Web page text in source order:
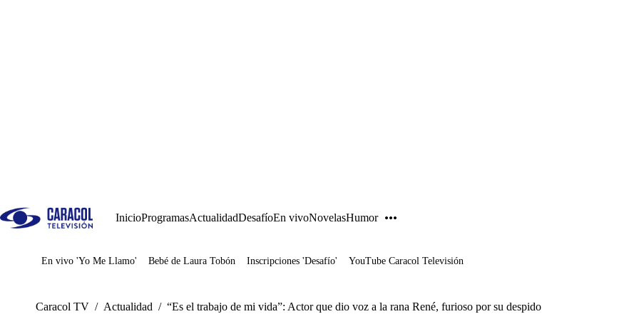
InicioProgramasActualidadDesafíoEn vivoNovelasHumor
Juegos
En vivo 'Yo Me Llamo' Bebé de Laura Tobón Inscripciones 'Desafío' YouTube Caracol Televisión
Caracol TV / Actualidad / “Es el trabajo de mi vida”: Actor que dio voz a la rana René, furioso por su despido